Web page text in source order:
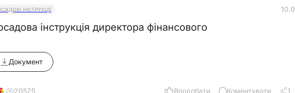
ІНСТРУКЦІЇ
інструкція директора фінансового
Документ
5 20525 Вподобати Коментувати 1